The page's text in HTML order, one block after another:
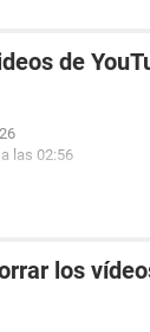
de
las 02:56
los